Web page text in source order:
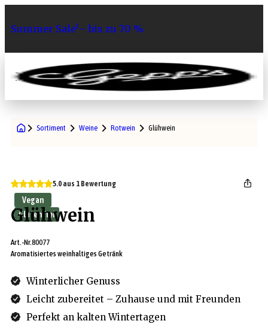
Summer Sale¹– bis zu 70 %
0
Sortiment Weine Rotwein Glühwein
Vegan
Glutenfrei
5.0 aus 1 Bewertung
Glühwein
Art.-Nr.80077
Aromatisiertes weinhaltiges Getränk
Winterlicher Genuss
Leicht zubereitet – Zuhause und mit Freunden
Perfekt an kalten Wintertagen